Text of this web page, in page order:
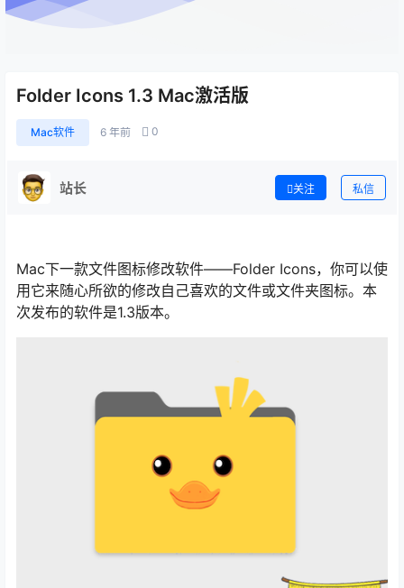
Folder Icons 1.3 Mac激活版
Mac软件 6 年前 0
站长 关注 私信
Mac下一款文件图标修改软件——Folder Icons，你可以使
用它来随心所欲的修改自己喜欢的文件或文件夹图标。本
次发布的软件是1.3版本。